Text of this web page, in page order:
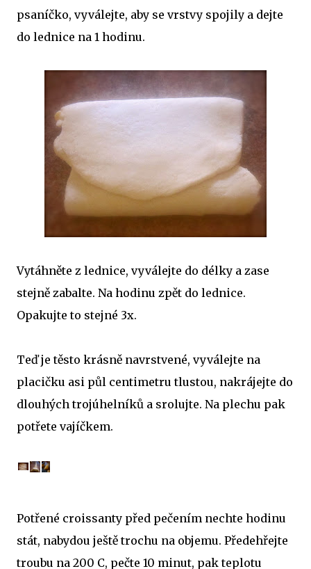
psaníčko, vyválejte, aby se vrstvy spojily a dejte
do lednice na 1 hodinu.
Vytáhněte z lednice, vyválejte do délky a zase
stejně zabalte. Na hodinu zpět do lednice.
Opakujte to stejné 3x.
Teď je těsto krásně navrstvené, vyválejte na
placičku asi půl centimetru tlustou, nakrájejte do
dlouhých trojúhelníků a srolujte. Na plechu pak
potřete vajíčkem.
Potřené croissanty před pečením nechte hodinu
stát, nabydou ještě trochu na objemu. Předehřejte
troubu na 200 C, pečte 10 minut, pak teplotu